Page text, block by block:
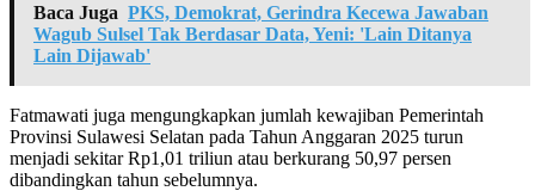
Baca Juga PKS, Demokrat, Gerindra Kecewa Jawaban
Wagub Sulsel Tak Berdasar Data, Yeni: 'Lain Ditanya
Lain Dijawab'
Fatmawati juga mengungkapkan jumlah kewajiban Pemerintah
Provinsi Sulawesi Selatan pada Tahun Anggaran 2025 turun
menjadi sekitar Rp1,01 triliun atau berkurang 50,97 persen
dibandingkan tahun sebelumnya.